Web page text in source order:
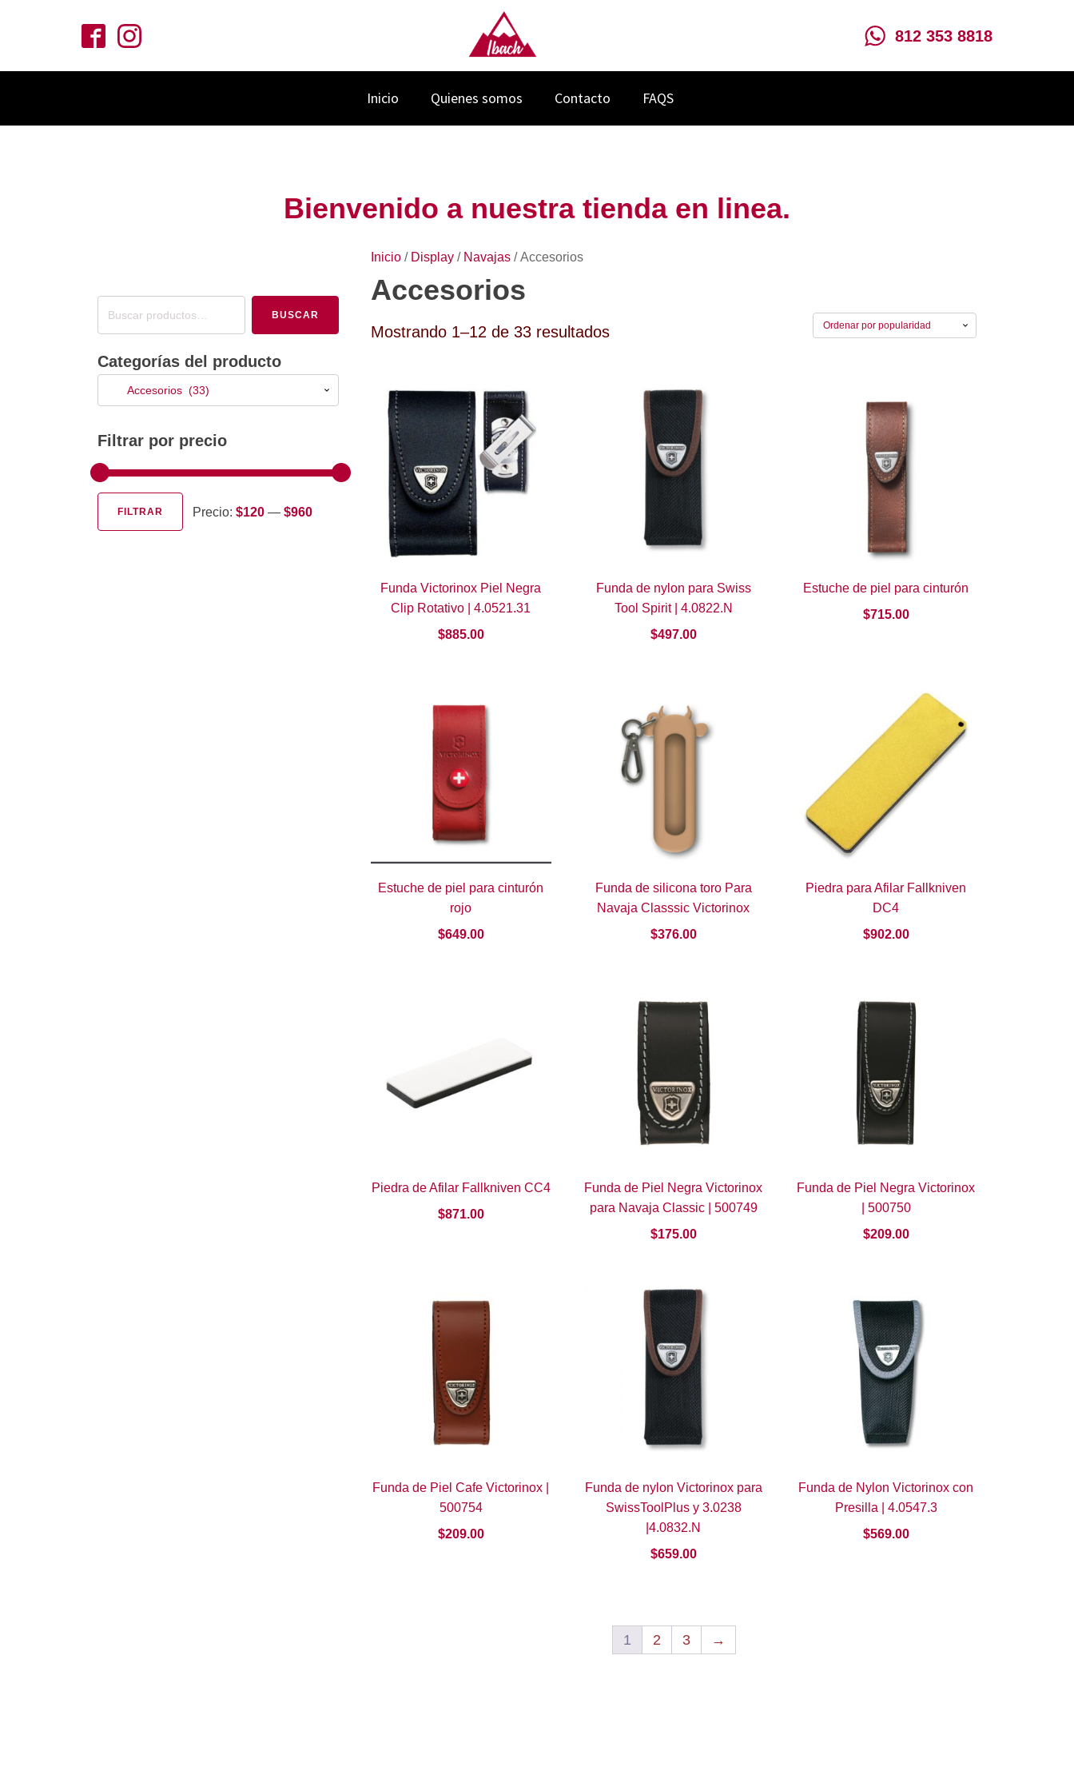
812 353 8818
Inicio Quienes somos Contacto FAQS
Bienvenido a nuestra tienda en linea.
Buscar
BUSCAR
Categorías del producto
Accesorios (33)
Filtrar por precio
Precio
Precio
FILTRAR Precio: $120 — $960
Inicio / Display / Navajas / Accesorios
Accesorios
Mostrando 1–12 de 33 resultadosOrdenado
Funda Victorinox Piel Negra
Clip Rotativo | 4.0521.31
$885.00
Funda de nylon para Swiss
Tool Spirit | 4.0822.N
$497.00
Estuche de piel para cinturón
$715.00
Estuche de piel para cinturón
rojo
$649.00
Funda de silicona toro Para
Navaja Classsic Victorinox
$376.00
Piedra para Afilar Fallkniven
DC4
$902.00
Piedra de Afilar Fallkniven CC4
$871.00
Funda de Piel Negra Victorinox
para Navaja Classic | 500749
$175.00
Funda de Piel Negra Victorinox
| 500750
$209.00
Funda de Piel Cafe Victorinox |
500754
$209.00
Funda de nylon Victorinox para
SwissToolPlus y 3.0238
|4.0832.N
$659.00
Funda de Nylon Victorinox con
Presilla | 4.0547.3
$569.00
1 2 3 →